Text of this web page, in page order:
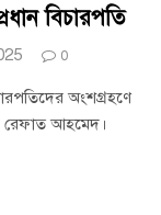
বিচারপতি
0
অংশগ্রহণে
রেফাত আহমেদ।